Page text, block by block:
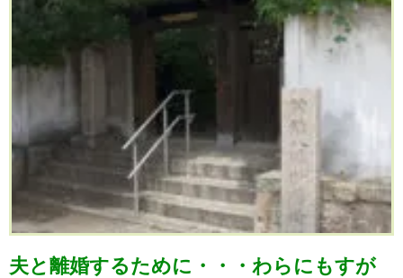
夫と離婚するために・・・わらにもすが